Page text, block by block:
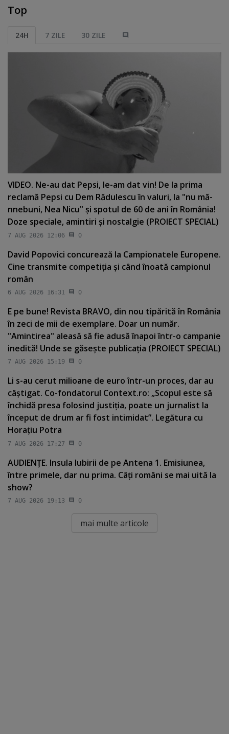
Top
24H 7 ZILE 30 ZILE
VIDEO. Ne-au dat Pepsi, le-am dat vin! De la prima
reclamă Pepsi cu Dem Rădulescu în valuri, la "nu mă-
nnebuni, Nea Nicu" şi spotul de 60 de ani în România!
Doze speciale, amintiri şi nostalgie (PROIECT SPECIAL)
7 AUG 2026 12:06 0
David Popovici concurează la Campionatele Europene.
Cine transmite competiţia şi când înoată campionul
român
6 AUG 2026 16:31 0
E pe bune! Revista BRAVO, din nou tipărită în România
în zeci de mii de exemplare. Doar un număr.
"Amintirea" aleasă să fie adusă înapoi într-o campanie
inedită! Unde se găseşte publicaţia (PROIECT SPECIAL)
7 AUG 2026 15:19 0
Li s-au cerut milioane de euro într-un proces, dar au
câştigat. Co-fondatorul Context.ro: „Scopul este să
închidă presa folosind justiţia, poate un jurnalist la
început de drum ar fi fost intimidat”. Legătura cu
Horaţiu Potra
7 AUG 2026 17:27 0
AUDIENŢE. Insula Iubirii de pe Antena 1. Emisiunea,
între primele, dar nu prima. Câţi români se mai uită la
show?
7 AUG 2026 19:13 0
mai multe articole